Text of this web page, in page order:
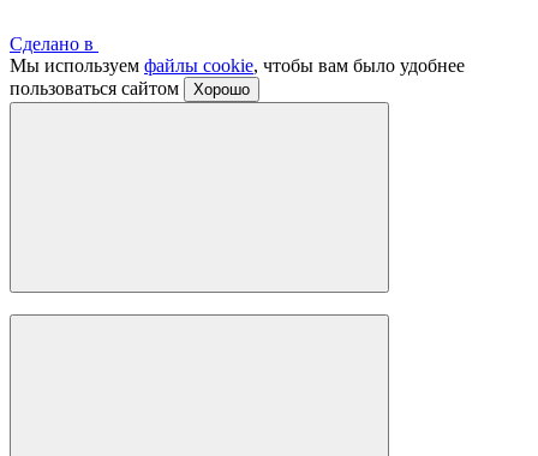
Сделано в
Мы используем файлы cookie, чтобы вам было удобнее
пользоваться сайтом
Хорошо